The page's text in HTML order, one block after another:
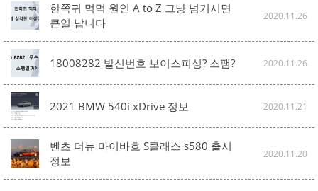
한쪽귀 먹먹 원인 A to Z 그냥 넘기시면
큰일 납니다
2020.11.26
18008282 발신번호 보이스피싱? 스팸? 2020.11.26
2021 BMW 540i xDrive 정보 2020.11.21
벤츠 더뉴 마이바흐 S클래스 s580 출시
정보
2020.11.20